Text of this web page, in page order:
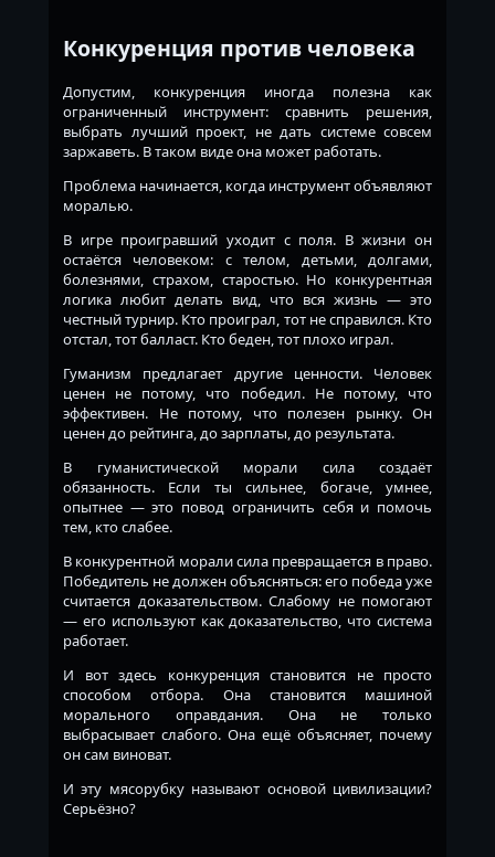
Конкуренция против человека
Допустим, конкуренция иногда полезна как
ограниченный инструмент: сравнить решения,
выбрать лучший проект, не дать системе совсем
заржаветь. В таком виде она может работать.
Проблема начинается, когда инструмент объявляют
моралью.
В игре проигравший уходит с поля. В жизни он
остаётся человеком: с телом, детьми, долгами,
болезнями, страхом, старостью. Но конкурентная
логика любит делать вид, что вся жизнь — это
честный турнир. Кто проиграл, тот не справился. Кто
отстал, тот балласт. Кто беден, тот плохо играл.
Гуманизм предлагает другие ценности. Человек
ценен не потому, что победил. Не потому, что
эффективен. Не потому, что полезен рынку. Он
ценен до рейтинга, до зарплаты, до результата.
В гуманистической морали сила создаёт
обязанность. Если ты сильнее, богаче, умнее,
опытнее — это повод ограничить себя и помочь
тем, кто слабее.
В конкурентной морали сила превращается в право.
Победитель не должен объясняться: его победа уже
считается доказательством. Слабому не помогают
— его используют как доказательство, что система
работает.
И вот здесь конкуренция становится не просто
способом отбора. Она становится машиной
морального оправдания. Она не только
выбрасывает слабого. Она ещё объясняет, почему
он сам виноват.
И эту мясорубку называют основой цивилизации?
Серьёзно?